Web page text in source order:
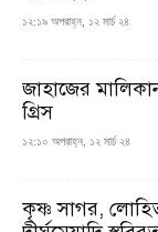
১২:১৯ অপরাহ্ন, ১২ মার্চ ২৪
জাহাজের
গ্রিস
১২:১০ অপরাহ্ন, ১২ মার্চ ২৪
কৃষ্ণ সাগর,